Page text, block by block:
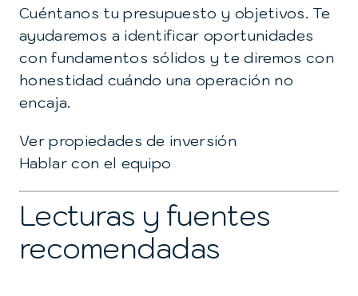
Cuéntanos tu presupuesto y objetivos. Te
ayudaremos a identificar oportunidades
con fundamentos sólidos y te diremos con
honestidad cuándo una operación no
encaja.
Ver propiedades de inversión
Hablar con el equipo
Lecturas y fuentes
recomendadas